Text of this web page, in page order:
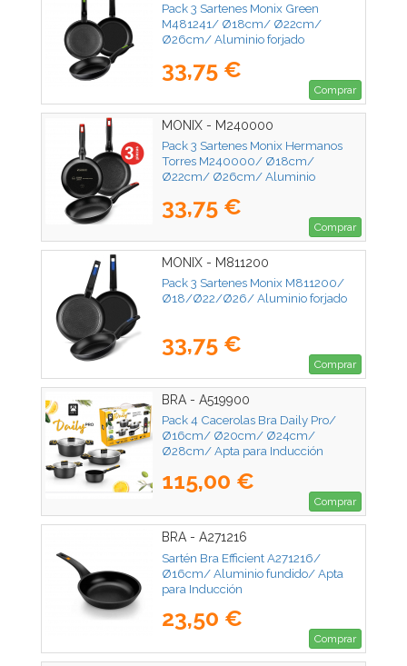
Pack 3 Sartenes Monix Green
M481241/ Ø18cm/ Ø22cm/
Ø26cm/ Aluminio forjado
33,75 €
Comprar
MONIX - M240000
Pack 3 Sartenes Monix Hermanos
Torres M240000/ Ø18cm/
Ø22cm/ Ø26cm/ Aluminio
33,75 €
Comprar
MONIX - M811200
Pack 3 Sartenes Monix M811200/
Ø18/Ø22/Ø26/ Aluminio forjado
33,75 €
Comprar
BRA - A519900
Pack 4 Cacerolas Bra Daily Pro/
Ø16cm/ Ø20cm/ Ø24cm/
Ø28cm/ Apta para Inducción
115,00 €
Comprar
BRA - A271216
Sartén Bra Efficient A271216/
Ø16cm/ Aluminio fundido/ Apta
para Inducción
23,50 €
Comprar